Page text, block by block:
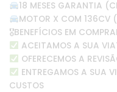
18 MESES GARANTIA
MOTOR X COM 136CV
🎖BENEFÍCIOS EM
ACEITAMOS A SUA
OFERECEMOS A
ENTREGAMOS A SUA
CUSTOS